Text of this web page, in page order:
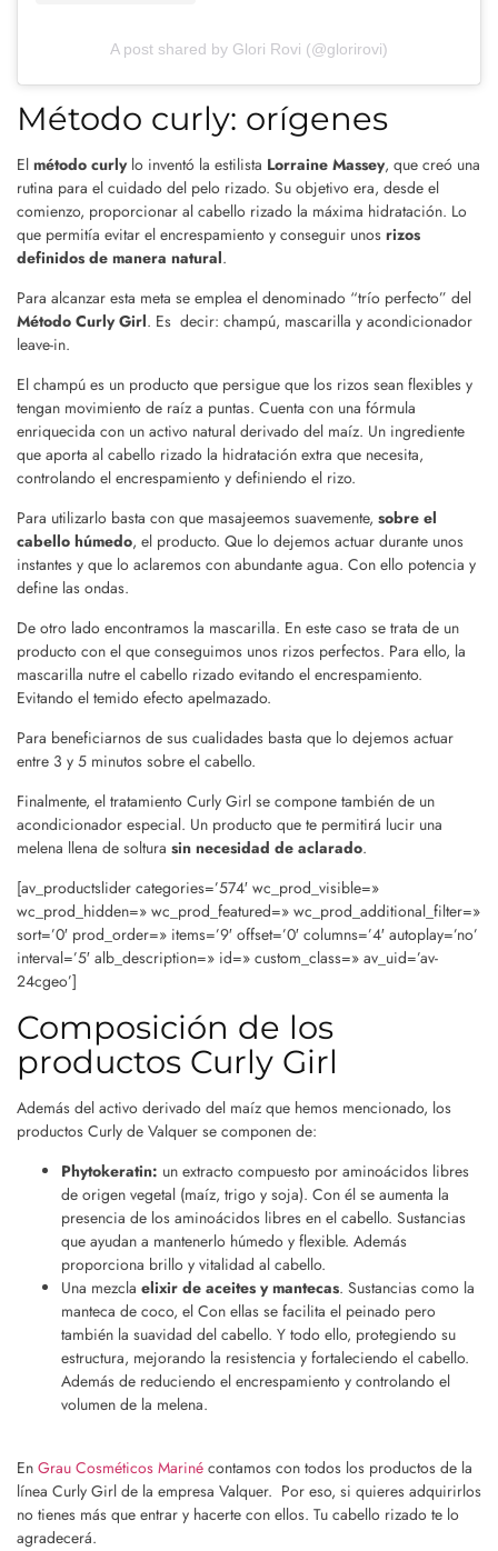
A post shared by Glori Rovi (@glorirovi)
Método curly: orígenes
El método curlylo inventó la estilista Lorraine Massey, que creó una
rutina para el cuidado del pelo rizado. Su objetivo era, desde el
comienzo, proporcionar al cabello rizado la máxima hidratación. Lo
que permitía evitar el encrespamiento y conseguir unos rizos
definidos de manera natural.
Para alcanzar esta meta se emplea el denominado “trío perfecto” del
Método Curly Girl. Es decir: champú, mascarilla y acondicionador
leave-in.
El champú es un producto que persigue que los rizos sean flexibles y
tengan movimiento de raíz a puntas. Cuenta con una fórmula
enriquecida con un activo natural derivado del maíz. Un ingrediente
que aporta al cabello rizado la hidratación extra que necesita,
controlando el encrespamiento y definiendo el rizo.
Para utilizarlo basta con que masajeemos suavemente, sobre el
cabello húmedo, el producto. Que lo dejemos actuar durante unos
instantes y que lo aclaremos con abundante agua. Con ello potencia y
define las ondas.
De otro lado encontramos la mascarilla. En este caso se trata de un
producto con el que conseguimos unos rizos perfectos. Para ello, la
mascarilla nutre el cabello rizado evitando el encrespamiento.
Evitando el temido efecto apelmazado.
Para beneficiarnos de sus cualidades basta que lo dejemos actuar
entre 3 y 5 minutos sobre el cabello.
Finalmente, el tratamiento Curly Girl se compone también de un
acondicionador especial. Un producto que te permitirá lucir una
melena llena de soltura sin necesidad de aclarado.
[av_productslider categories=’574′ wc_prod_visible=»
wc_prod_hidden=» wc_prod_featured=» wc_prod_additional_filter=»
sort=’0′ prod_order=» items=’9′ offset=’0′ columns=’4′ autoplay=’no’
interval=’5′ alb_description=» id=» custom_class=» av_uid=’av-
24cgeo’]
Composición de los
productos Curly Girl
Además del activo derivado del maíz que hemos mencionado, los
productos Curly de Valquer se componen de:
Phytokeratin: un extracto compuesto por aminoácidos libres
de origen vegetal (maíz, trigo y soja). Con él se aumenta la
presencia de los aminoácidos libres en el cabello. Sustancias
que ayudan a mantenerlo húmedo y flexible. Además
proporciona brillo y vitalidad al cabello.
Una mezcla elixir de aceites y mantecas. Sustancias como la
manteca de coco, el Con ellas se facilita el peinado pero
también la suavidad del cabello. Y todo ello, protegiendo su
estructura, mejorando la resistencia y fortaleciendo el cabello.
Además de reduciendo el encrespamiento y controlando el
volumen de la melena.
En Grau Cosméticos Mariné contamos con todos los productos de la
línea Curly Girl de la empresa Valquer. Por eso, si quieres adquirirlos
no tienes más que entrar y hacerte con ellos. Tu cabello rizado te lo
agradecerá.